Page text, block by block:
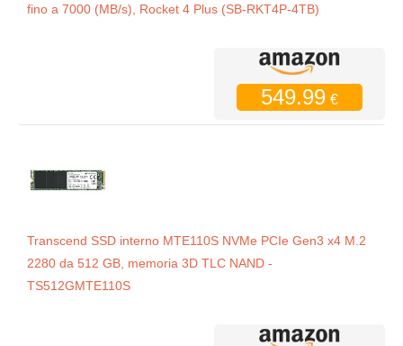
fino a 7000 (MB/s), Rocket 4 Plus (SB-RKT4P-4TB)
549.99 €
Transcend SSD interno MTE110S NVMe PCIe Gen3 x4 M.2
2280 da 512 GB, memoria 3D TLC NAND -
TS512GMTE110S